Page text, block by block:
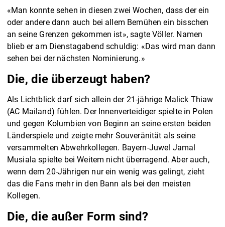
«Man konnte sehen in diesen zwei Wochen, dass der ein
oder andere dann auch bei allem Bemühen ein bisschen
an seine Grenzen gekommen ist», sagte Völler. Namen
blieb er am Dienstagabend schuldig: «Das wird man dann
sehen bei der nächsten Nominierung.»
Die, die überzeugt haben?
Als Lichtblick darf sich allein der 21-jährige Malick Thiaw
(AC Mailand) fühlen. Der Innenverteidiger spielte in Polen
und gegen Kolumbien von Beginn an seine ersten beiden
Länderspiele und zeigte mehr Souveränität als seine
versammelten Abwehrkollegen. Bayern-Juwel Jamal
Musiala spielte bei Weitem nicht überragend. Aber auch,
wenn dem 20-Jährigen nur ein wenig was gelingt, zieht
das die Fans mehr in den Bann als bei den meisten
Kollegen.
Die, die außer Form sind?